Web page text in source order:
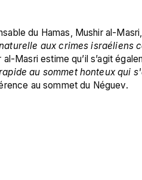
du Hamas, Mushir al-
aux crimes israéliens
al-Masri estime qu’il s’agit
au sommet honteux qui
au sommet du Néguev.